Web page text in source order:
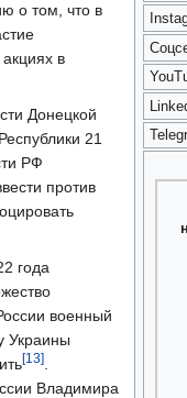
о том, что в
в
Донецкой
21
РФ
против
года
военный
Украины
[13].
Владимира